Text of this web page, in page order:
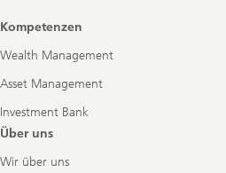
Footer
Navigation
Kompetenzen
Wealth Management
Asset Management
Investment Bank
Über uns
Wir über uns